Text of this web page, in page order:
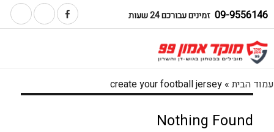
09-9556146 זמינים עבורכם 24 שעות
עמוד הבית»
create your football jersey
Nothing Found